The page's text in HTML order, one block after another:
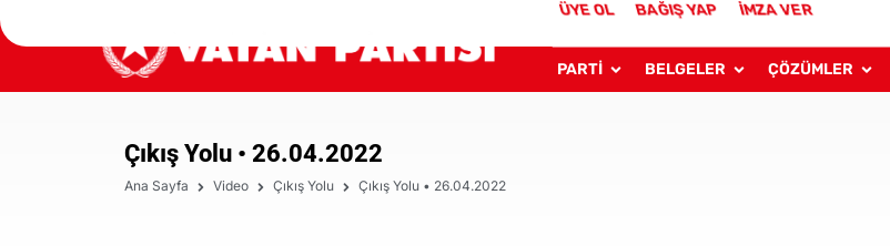
ÜYE OL BAĞIŞ YAP İMZA VER
PARTİ BELGELER ÇÖZÜMLER
Çıkış Yolu • 26.04.2022
Ana Sayfa Video Çıkış Yolu Çıkış Yolu • 26.04.2022